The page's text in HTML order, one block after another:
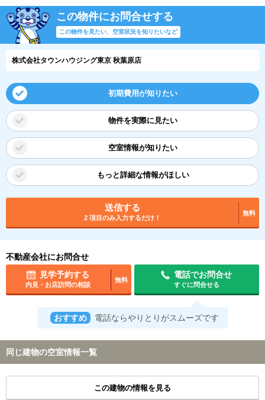
この物件にお問合せする
この物件を見たい、空室状況を知りたいなど
株式会社タウンハウジング東京 秋葉原店
初期費用が知りたい
物件を実際に見たい
空室情報が知りたい
もっと詳細な情報がほしい
送信する
2 項目のみ入力するだけ！
無料
不動産会社にお問合せ
見学予約する
内見・お店訪問の相談
無料
電話でお問合せ
すぐに問合せる
おすすめ 電話ならやりとりがスムーズです
同じ建物の空室情報一覧
この建物の情報を見る